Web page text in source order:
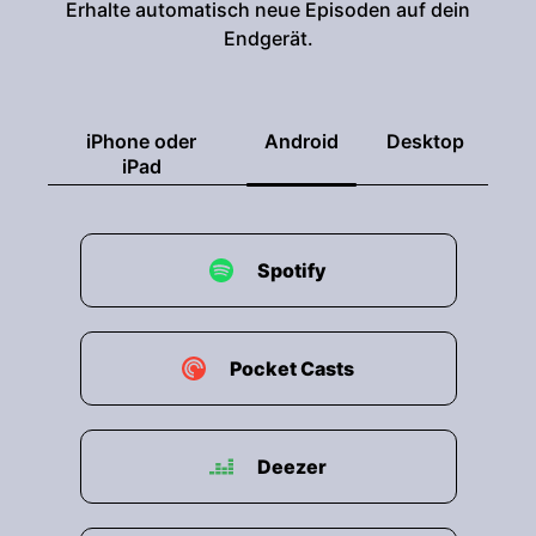
00:01:35: Ihr habt schon gesagt ich bin ja auch
im Schaumlöffel Dachdeckermeister.
Jahren Dachdecameister und selbstständig.
00:01:46: meine Firma wurde
damals Oberheinerich gegründet und wird
seither als Einzelunternehmung geführt.
00:01:56: Wir beschäftigen heute nur noch drei
Dachdecker, die sich um unsere Projekte
kümmern und die drei arbeiten.
00:02:03: Gott sei Dank!
00:02:04: Sehr selbstständig und geben mir
Erhalte automatisch neue Episoden auf dein
Endgerät.
iPhone oder
iPad
Android Desktop
Spotify
Pocket Casts
Deezer